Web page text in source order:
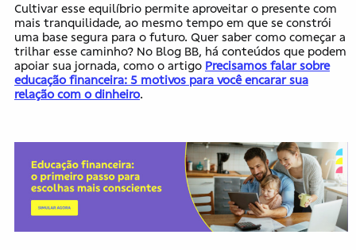
Cultivar esse equilíbrio permite aproveitar o presente com
mais tranquilidade, ao mesmo tempo em que se constrói
uma base segura para o futuro. Quer saber como começar a
trilhar esse caminho? No Blog BB, há conteúdos que podem
apoiar sua jornada, como o artigo Precisamos falar sobre
educação financeira: 5 motivos para você encarar sua
relação com o dinheiro.